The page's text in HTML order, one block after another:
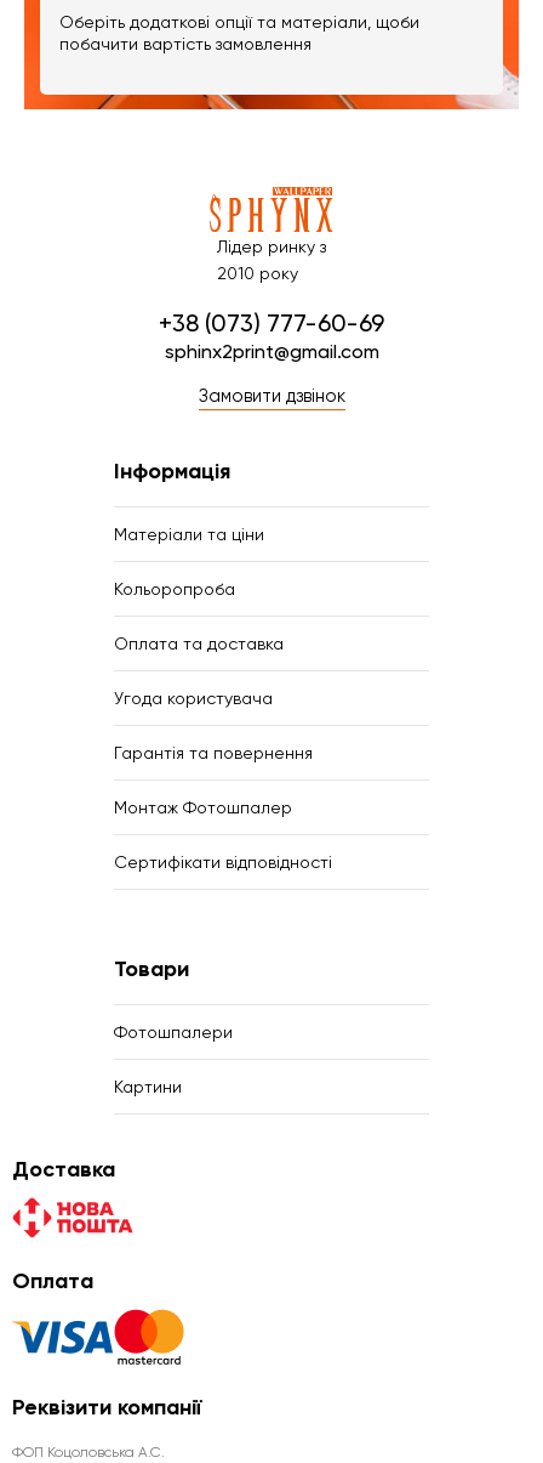
Оберіть додаткові опції та матеріали, щоби
побачити вартість замовлення
Лідер ринку з
2010 року
+38 (073) 777-60-69
sphinx2print@gmail.com
Замовити дзвінок
Інформація
Матеріали та ціни
Кольоропроба
Оплата та доставка
Угода користувача
Гарантія та повернення
Монтаж Фотошпалер
Сертифікати відповідності
Товари
Фотошпалери
Картини
Доставка
Оплата
Реквізити компанії
ФОП Коцоловська А.С.